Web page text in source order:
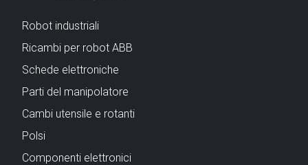
Robot industriali
Ricambi per robot ABB
Schede elettroniche
Parti del manipolatore
Cambi utensile e rotanti
Polsi
Componenti elettronici